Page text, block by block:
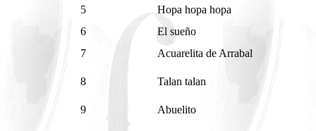
5
Hopa hopa hopa
6
El sueño
7
Acuarelita de Arrabal
8 Talan talan
9 Abuelito